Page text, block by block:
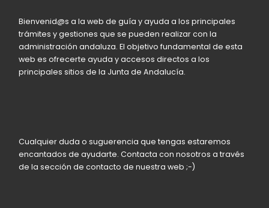
Bienvenid@s a la web de guía y ayuda a los principales
trámites y gestiones que se pueden realizar con la
administración andaluza. El objetivo fundamental de esta
web es ofrecerte ayuda y accesos directos a los
principales sitios de la Junta de Andalucía.
Cualquier duda o suguerencia que tengas estaremos
encantados de ayudarte. Contacta con nosotros a través
de la sección de contacto de nuestra web ;-)